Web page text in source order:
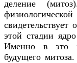
деление
этой стадии
Именно в это
будущего